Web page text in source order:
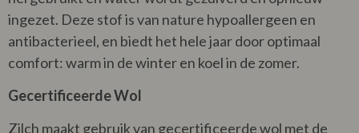
ingezet. Deze stof is van nature hypoallergeen en
antibacterieel, en biedt het hele jaar door optimaal
comfort: warm in de winter en koel in de zomer.
Gecertificeerde Wol
Zilch maakt gebruik van gecertificeerde wol met de